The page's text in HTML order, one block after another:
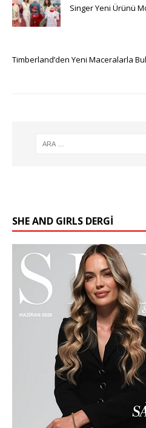
Singer Yeni Ürünü
Timberland’den Yeni Maceralarla
SHE AND GIRLS DERGİ